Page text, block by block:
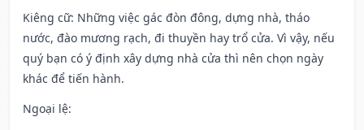
Kiêng cữ: Những việc gác đòn đông, dựng nhà, tháo
nước, đào mương rạch, đi thuyền hay trổ cửa. Vì vậy, nếu
quý bạn có ý định xây dựng nhà cửa thì nên chọn ngày
khác để tiến hành.
Ngoại lệ: